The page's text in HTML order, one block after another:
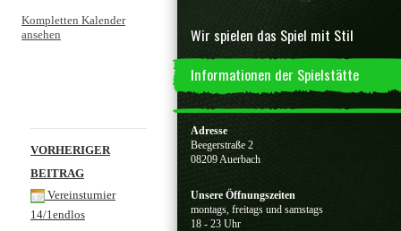
Wir spielen das Spiel mit Stil
Informationen der Spielstätte
Adresse
Beegerstraße 2
08209 Auerbach
Unsere Öffnungszeiten
montags, freitags und samstags
18 - 23 Uhr
Kompletten Kalender
ansehen
Beitragsnavigation
VORHERIGER
BEITRAG
Vereinsturnier
14/1endlos